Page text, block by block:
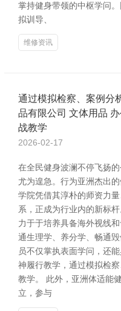
掌持健身带领的中枢学问
拟训导、
维修资讯
通过模拟检察、案例分
品有限公司 文体用品
战教学
2026-02-17
在全民健身波澜不停飞扬
尤为遑急。行为亚洲杰出
学院凭借其淳朴的师资力
系，正成为行业内的新标
力于于培养具备海外视线
通生理学、养分学、畅通
员不仅掌执表面学问，还
神履行教学，通过模拟检
教学。 此外，亚洲体适能
立，参与